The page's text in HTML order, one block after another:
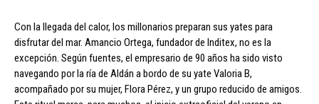
Con la llegada del calor, los millonarios preparan sus yates para
disfrutar del mar. Amancio Ortega, fundador de Inditex, no es la
excepción. Según fuentes, el empresario de 90 años ha sido visto
navegando por la ría de Aldán a bordo de su yate Valoria B,
acompañado por su mujer, Flora Pérez, y un grupo reducido de amigos.